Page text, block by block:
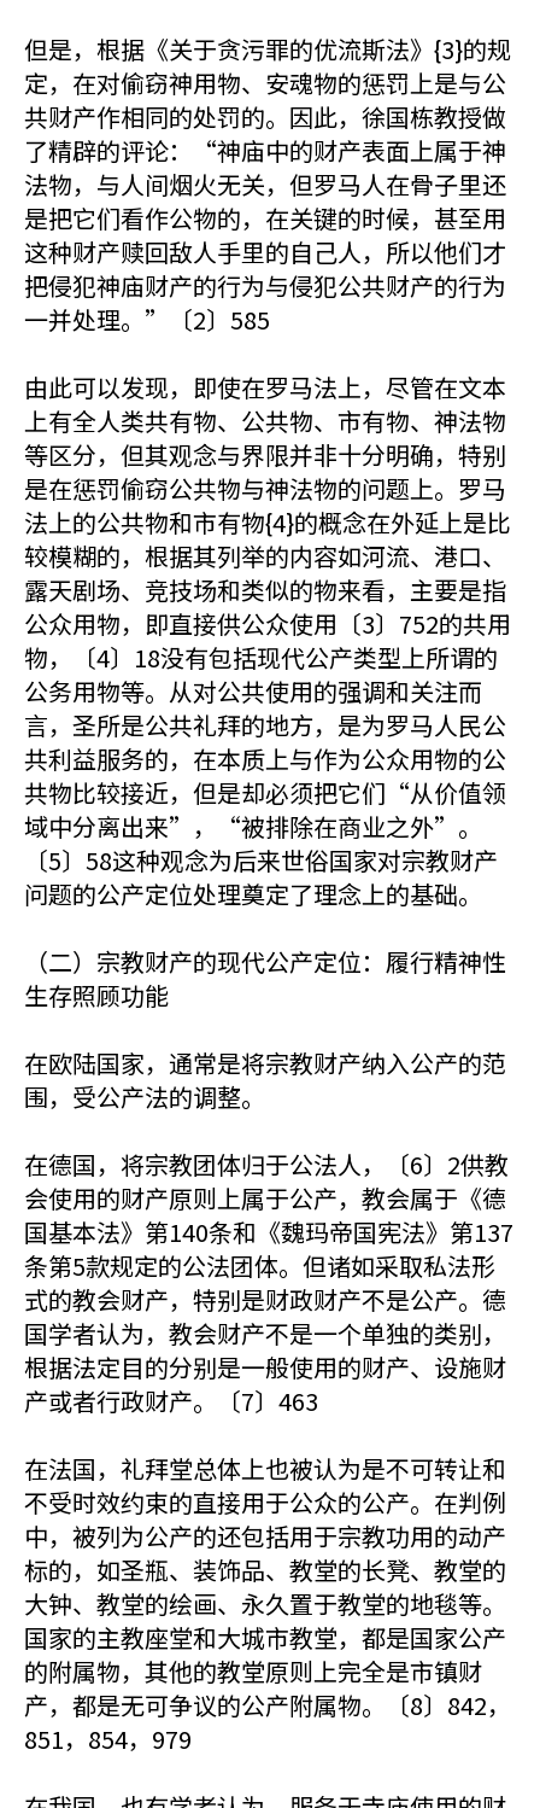
但是，根据《关于贪污罪的优流斯法》{3}的规
定，在对偷窃神用物、安魂物的惩罚上是与公
共财产作相同的处罚的。因此，徐国栋教授做
了精辟的评论：“神庙中的财产表面上属于神
法物，与人间烟火无关，但罗马人在骨子里还
是把它们看作公物的，在关键的时候，甚至用
这种财产赎回敌人手里的自己人，所以他们才
把侵犯神庙财产的行为与侵犯公共财产的行为
一并处理。”〔2〕585
由此可以发现，即使在罗马法上，尽管在文本
上有全人类共有物、公共物、市有物、神法物
等区分，但其观念与界限并非十分明确，特别
是在惩罚偷窃公共物与神法物的问题上。罗马
法上的公共物和市有物{4}的概念在外延上是比
较模糊的，根据其列举的内容如河流、港口、
露天剧场、竞技场和类似的物来看，主要是指
公众用物，即直接供公众使用〔3〕752的共用
物，〔4〕18没有包括现代公产类型上所谓的
公务用物等。从对公共使用的强调和关注而
言，圣所是公共礼拜的地方，是为罗马人民公
共利益服务的，在本质上与作为公众用物的公
共物比较接近，但是却必须把它们“从价值领
域中分离出来”，“被排除在商业之外”。
〔5〕58这种观念为后来世俗国家对宗教财产
问题的公产定位处理奠定了理念上的基础。
（二）宗教财产的现代公产定位：履行精神性
生存照顾功能
在欧陆国家，通常是将宗教财产纳入公产的范
围，受公产法的调整。
在德国，将宗教团体归于公法人，〔6〕2供教
会使用的财产原则上属于公产，教会属于《德
国基本法》第140条和《魏玛帝国宪法》第137
条第5款规定的公法团体。但诸如采取私法形
式的教会财产，特别是财政财产不是公产。德
国学者认为，教会财产不是一个单独的类别，
根据法定目的分别是一般使用的财产、设施财
产或者行政财产。〔7〕463
在法国，礼拜堂总体上也被认为是不可转让和
不受时效约束的直接用于公众的公产。在判例
中，被列为公产的还包括用于宗教功用的动产
标的，如圣瓶、装饰品、教堂的长凳、教堂的
大钟、教堂的绘画、永久置于教堂的地毯等。
国家的主教座堂和大城市教堂，都是国家公产
的附属物，其他的教堂原则上完全是市镇财
产，都是无可争议的公产附属物。〔8〕842，
851，854，979